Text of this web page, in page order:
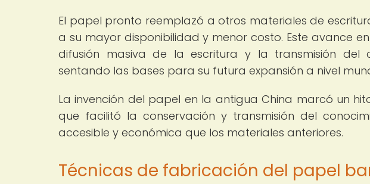
El papel pronto reemplazó a otros materiales de
a su mayor disponibilidad y menor costo. Este avance
difusión masiva de la escritura y la transmisión del
sentando las bases para su futura expansión a nivel
La invención del papel en la antigua China marcó un
que facilitó la conservación y transmisión del
accesible y económica que los materiales anteriores.
Técnicas de fabricación del papel